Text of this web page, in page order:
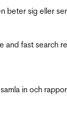
sig eller
and fast search
in och